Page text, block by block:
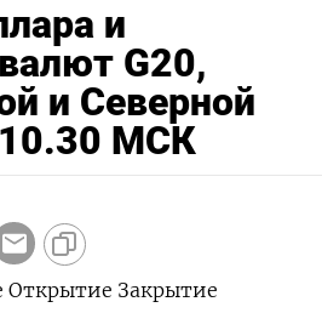
и
G20,
и Северной
МСК
Закрытие